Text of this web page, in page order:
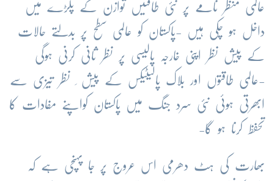
عالمی منظر نامے پر نئی طاقتیں توازن کے پلڑے میں
داخل ہو چکی ہیں -پاکستان کو عالمی سطح پر بدلتے حالات
کے پیش نظر اپنی خارجہ پالیسی پر نظر ثانی کرنی ہوگی
-عالمی طاقتوں اور بلاک پالیٹیکس کے پیش ِ نظر تیزی سے
ابھرتی ہوئی نئی سرد جنگ میں پاکستان کواپنے مفادات کا
تحفظ کرنا ہو گا-
بھارت کی ہٹ دھرمی اس عروج پر جا پہنچی ہے کہ